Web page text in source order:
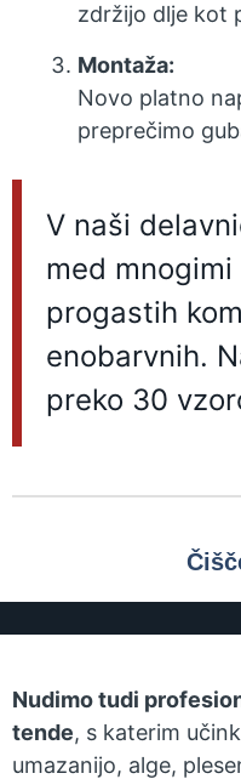
zdržijo dlje kot
Montaža:
Novo platno
preprečimo
V naši
med
progastih
enobarvnih.
preko 30
Nudimo tudi
tende, s katerim
umazanijo, alge,